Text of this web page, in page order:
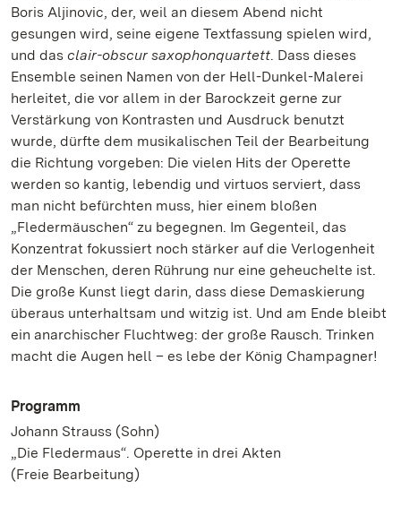
Boris Aljinovic, der, weil an diesem Abend nicht
gesungen wird, seine eigene Textfassung spielen wird,
und das clair-obscur saxophonquartett. Dass dieses
Ensemble seinen Namen von der Hell-Dunkel-Malerei
herleitet, die vor allem in der Barockzeit gerne zur
Verstärkung von Kontrasten und Ausdruck benutzt
wurde, dürfte dem musikalischen Teil der Bearbeitung
die Richtung vorgeben: Die vielen Hits der Operette
werden so kantig, lebendig und virtuos serviert, dass
man nicht befürchten muss, hier einem bloßen
„Fledermäuschen“ zu begegnen. Im Gegenteil, das
Konzentrat fokussiert noch stärker auf die Verlogenheit
der Menschen, deren Rührung nur eine geheuchelte ist.
Die große Kunst liegt darin, dass diese Demaskierung
überaus unterhaltsam und witzig ist. Und am Ende bleibt
ein anarchischer Fluchtweg: der große Rausch. Trinken
macht die Augen hell – es lebe der König Champagner!
Programm
Johann Strauss (Sohn)
„Die Fledermaus“. Operette in drei Akten
(Freie Bearbeitung)